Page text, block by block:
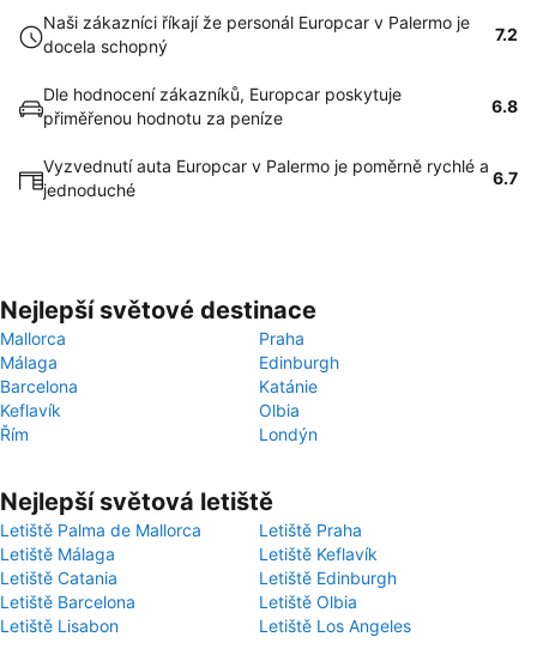
Naši zákazníci říkají že personál Europcar v Palermo je
docela schopný
7.2
Dle hodnocení zákazníků, Europcar poskytuje
přiměřenou hodnotu za peníze
6.8
Vyzvednutí auta Europcar v Palermo je poměrně rychlé a
jednoduché
6.7
Nejlepší světové destinace
Mallorca
Praha
Málaga
Edinburgh
Barcelona
Katánie
Keflavík
Olbia
Řím
Londýn
Nejlepší světová letiště
Letiště Palma de Mallorca
Letiště Praha
Letiště Málaga
Letiště Keflavík
Letiště Catania
Letiště Edinburgh
Letiště Barcelona
Letiště Olbia
Letiště Lisabon
Letiště Los Angeles